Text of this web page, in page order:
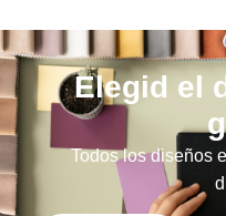
Elegid el
Todos los diseños